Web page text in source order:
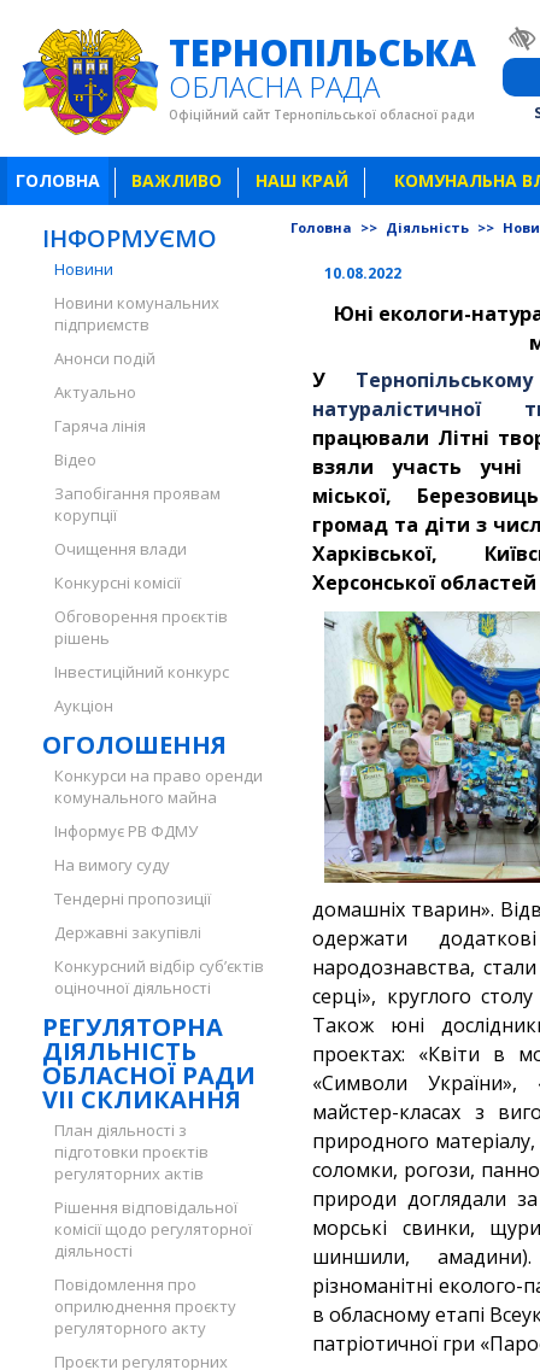
ТЕРНОПІЛЬСЬКА
ОБЛАСНА РАДА
Офіційний сайт Тернопільської обласної ради
ГОЛОВНА ВАЖЛИВО НАШ КРАЙ КОМУНАЛЬНА
ІНФОРМУЄМО
Новини
Новини комунальних
підприємств
Анонси подій
Актуально
Гаряча лінія
Відео
Запобігання проявам
корупції
Очищення влади
Конкурсні комісії
Обговорення проєктів
рішень
Інвестиційний конкурс
Аукціон
ОГОЛОШЕННЯ
Конкурси на право оренди
комунального майна
Інформує РВ ФДМУ
На вимогу суду
Тендерні пропозиції
Державні закупівлі
Конкурсний відбір суб’єктів
оціночної діяльності
РЕГУЛЯТОРНА
ДІЯЛЬНІСТЬ
ОБЛАСНОЇ РАДИ
VII СКЛИКАННЯ
План діяльності з
підготовки проєктів
регуляторних актів
Рішення відповідальної
комісії щодо регуляторної
діяльності
Повідомлення про
оприлюднення проєкту
регуляторного акту
Проєкти регуляторних
Головна >> Діяльність >>
10.08.2022
Юні екологи-
У
натуралістичної
працювали Літні
взяли участь учні
міської,
громад та діти з
Харківської,
Херсонської
домашніх тварин».
одержати
народознавства,
серці», круглого
Також юні
проектах: «Квіти в
«Символи України»,
майстер-класах з
природного
соломки, рогози,
природи доглядали
морські свинки,
шиншили,
різноманітні еколого-
в обласному етапі
патріотичної гри